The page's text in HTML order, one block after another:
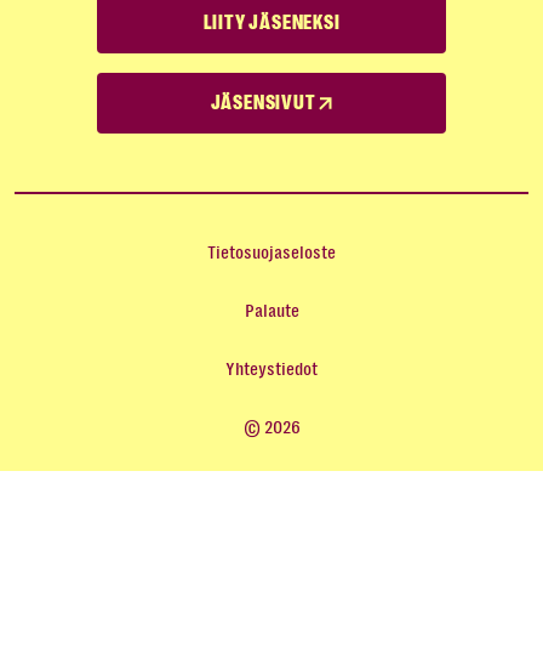
LIITY JÄSENEKSI
JÄSENSIVUT
Tietosuojaseloste
Palaute
Yhteystiedot
© 2026